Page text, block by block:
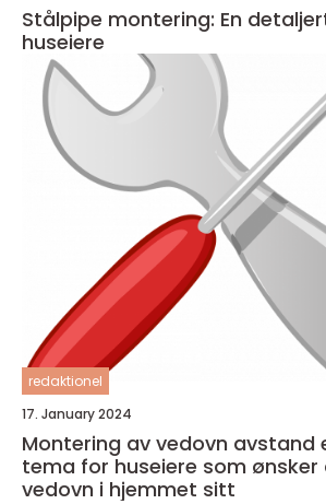
Stålpipe montering: En
huseiere
redaktionel
17. January 2024
Montering av vedovn avstand
tema for huseiere som ønsker
vedovn i hjemmet sitt